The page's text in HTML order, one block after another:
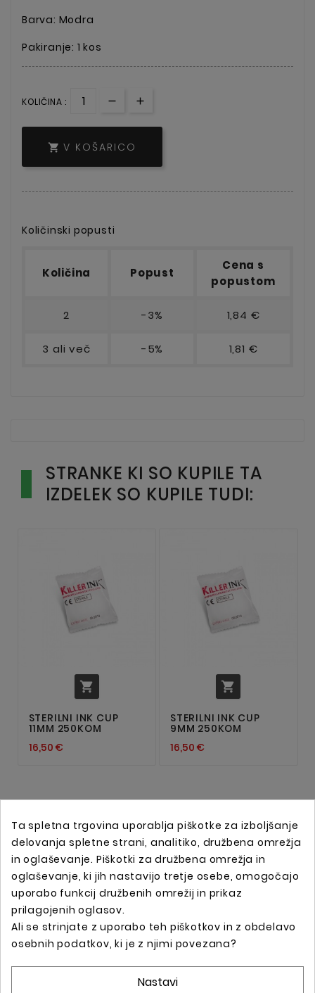
Barva: Modra
Pakiranje: 1 kos
KOLIČINA :
 V KOŠARICO
Količinski popusti
Količina Popust
Cena s
popustom
2 -3% 1,84 €
3 ali več -5% 1,81 €
STRANKE KI SO KUPILE TA
IZDELEK SO KUPILE TUDI:

STERILNI INK CUP
11MM 250KOM
16,50 €

STERILNI INK CUP
9MM 250KOM
16,50 €
Spletna trgovina s profesionalno tattoo opremo !
Ta spletna trgovina uporablja piškotke za izboljšanje
delovanja spletne strani, analitiko, družbena omrežja
in oglaševanje. Piškotki za družbena omrežja in
oglaševanje, ki jih nastavijo tretje osebe, omogočajo
uporabo funkcij družbenih omrežij in prikaz
prilagojenih oglasov.
Ali se strinjate z uporabo teh piškotkov in z obdelavo
osebnih podatkov, ki je z njimi povezana?
Nastavi